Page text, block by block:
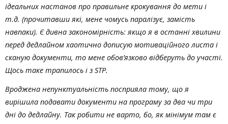
ідеальних настанов про правильне крокування до мети і
т.д. (прочитавши які, мене чомусь паралізує, замість
навпаки). Є дивна закономірність: якщо я в останні хвилини
перед дедлайном хаотично дописую мотиваційного листа і
сканую документи, то мене обов’язково відберуть до участі.
Щось таке трапилось і з STP.
Вроджена непунктуальність посприяла тому, що я
вирішила подавати документи на програму за два чи три
дні до дедлайну. Так робити не варто, бо, як мінімум там є